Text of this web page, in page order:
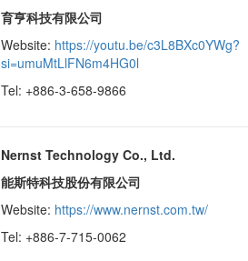
育亨科技有限公司
Website: https://youtu.be/c3L8BXc0YWg?
si=umuMtLlFN6m4HG0l
Tel: +886-3-658-9866
Nernst Technology Co., Ltd.
能斯特科技股份有限公司
Website: https://www.nernst.com.tw/
Tel: +886-7-715-0062